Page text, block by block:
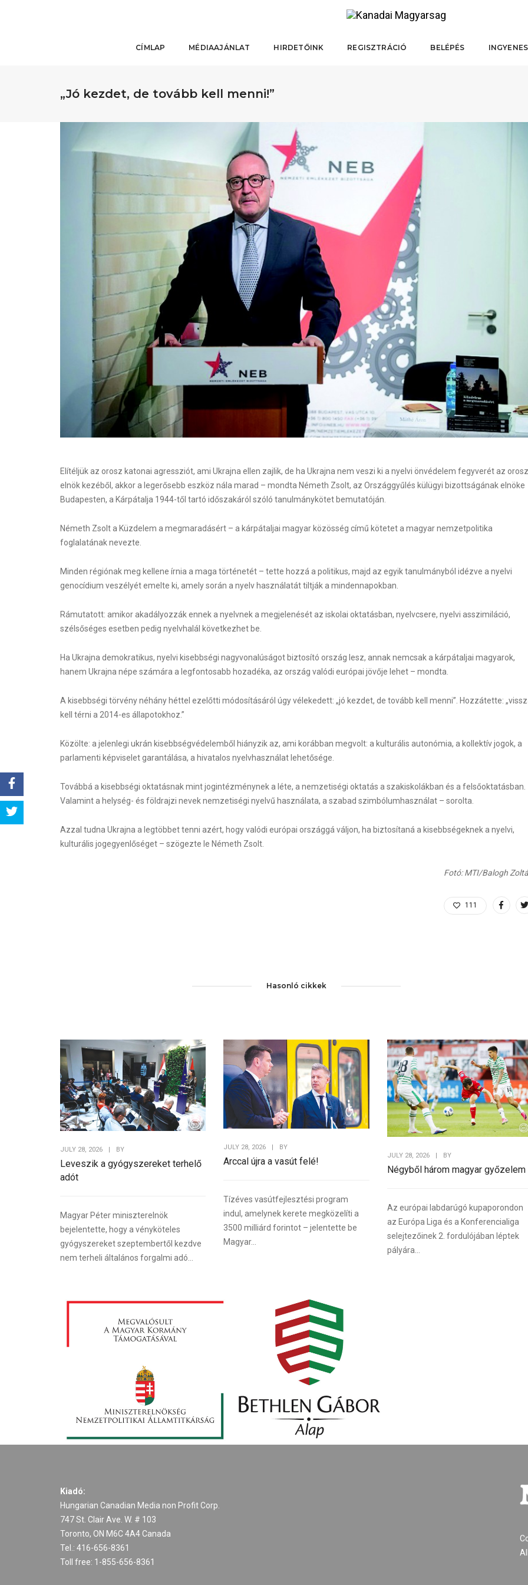
CÍMLAP MÉDIAAJÁNLAT HIRDETŐINK REGISZTRÁCIÓ BELÉPÉS
„Jó kezdet, de tovább kell menni!”
Elítéljük az orosz katonai agressziót, ami Ukrajna ellen zajlik, de ha Ukrajna nem veszi ki a nyelvi önvédelem fegyverét az orosz
elnök kezéből, akkor a legerősebb eszköz nála marad – mondta Németh Zsolt, az Országgyűlés külügyi bizottságának elnöke
Budapesten, a Kárpátalja 1944-től tartó időszakáról szóló tanulmánykötet bemutatóján.
Németh Zsolt a Küzdelem a megmaradásért – a kárpátaljai magyar közösség című kötetet a magyar nemzetpolitika
foglalatának nevezte.
Minden régiónak meg kellene írnia a maga történetét – tette hozzá a politikus, majd az egyik tanulmányból idézve a nyelvi
genocídium veszélyét emelte ki, amely során a nyelv használatát tiltják a mindennapokban.
Rámutatott: amikor akadályozzák ennek a nyelvnek a megjelenését az iskolai oktatásban, nyelvcsere, nyelvi asszimiláció,
szélsőséges esetben pedig nyelvhalál következhet be.
Ha Ukrajna demokratikus, nyelvi kisebbségi nagyvonalúságot biztosító ország lesz, annak nemcsak a kárpátaljai magyarok,
hanem Ukrajna népe számára a legfontosabb hozadéka, az ország valódi európai jövője lehet – mondta.
A kisebbségi törvény néhány héttel ezelőtti módosításáról úgy vélekedett: „jó kezdet, de tovább kell menni”. Hozzátette:
kell térni a 2014-es állapotokhoz.”
Közölte: a jelenlegi ukrán kisebbségvédelemből hiányzik az, ami korábban megvolt: a kulturális autonómia, a kollektív jogok, a
parlamenti képviselet garantálása, a hivatalos nyelvhasználat lehetősége.
Továbbá a kisebbségi oktatásnak mint jogintézménynek a léte, a nemzetiségi oktatás a szakiskolákban és a felsőoktatásban.
Valamint a helység- és földrajzi nevek nemzetiségi nyelvű használata, a szabad szimbólumhasználat – sorolta.
Azzal tudna Ukrajna a legtöbbet tenni azért, hogy valódi európai országgá váljon, ha biztosítaná a kisebbségeknek a nyelvi,
kulturális jogegyenlőséget – szögezte le Németh Zsolt.
Fotó: MTI/Balogh
111
Hasonló cikkek
JULY 28, 2026 BY
Leveszik a gyógyszereket terhelő
adót
Magyar Péter miniszterelnök
bejelentette, hogy a vényköteles
gyógyszereket szeptembertől kezdve
nem terheli általános forgalmi adó...
JULY 28, 2026 | BY
Arccal újra a vasút felé!
Tízéves vasútfejlesztési program
indul, amelynek kerete megközelíti a
3500 milliárd forintot – jelentette be
Magyar...
JULY 28, 2026 | BY
Négyből három magyar győzelem
Az európai labdarúgó kupaporondon
az Európa Liga és a Konferencialiga
selejtezőinek 2. fordulójában léptek
pályára...
Kiadó:
Hungarian Canadian Media non Profit Corp.
747 St. Clair Ave. W. # 103
Toronto, ON M6C 4A4 Canada
Tel.: 416-656-8361
Toll free: 1-855-656-8361
Share